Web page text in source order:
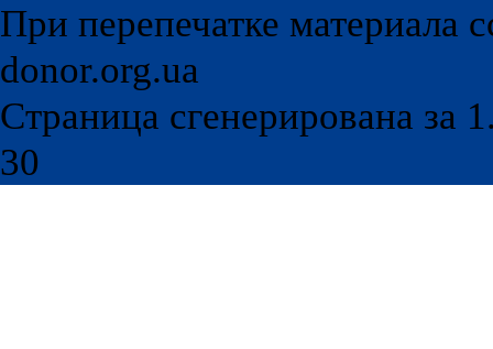
При перепечатке материала
donor.org.ua
Страница сгенерирована за
30